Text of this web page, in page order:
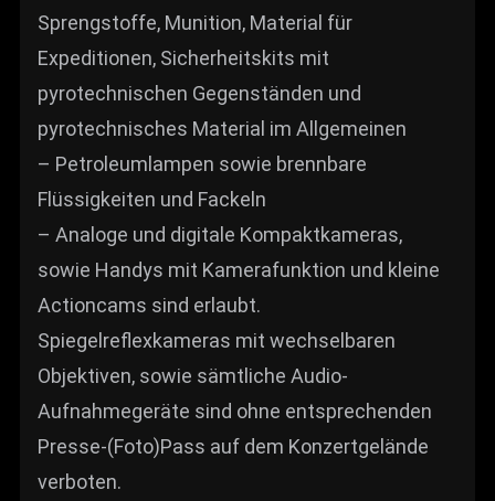
Sprengstoffe, Munition, Material für
Expeditionen, Sicherheitskits mit
pyrotechnischen Gegenständen und
pyrotechnisches Material im Allgemeinen
– Petroleumlampen sowie brennbare
Flüssigkeiten und Fackeln
– Analoge und digitale Kompaktkameras,
sowie Handys mit Kamerafunktion und kleine
Actioncams sind erlaubt.
Spiegelreflexkameras mit wechselbaren
Objektiven, sowie sämtliche Audio-
Aufnahmegeräte sind ohne entsprechenden
Presse-(Foto)Pass auf dem Konzertgelände
verboten.